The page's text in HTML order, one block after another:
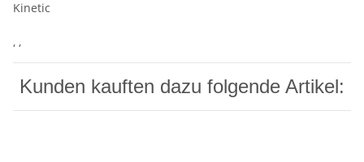
Kinetic
, ,
Kunden kauften dazu folgende Artikel: